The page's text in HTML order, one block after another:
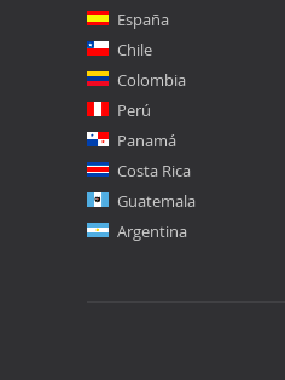
España
Chile
Colombia
Perú
Panamá
Costa Rica
Guatemala
Argentina